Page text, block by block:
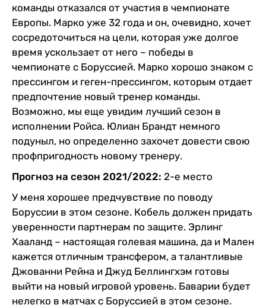
команды отказался от участия в чемпионате
Европы. Марко уже 32 года и он, очевидно, хочет
сосредоточиться на цели, которая уже долгое
время ускользает от него – победы в
чемпионате с Боруссией. Марко хорошо знаком с
прессингом и геген-прессингом, которым отдает
предпочтение новый тренер команды.
Возможно, мы еще увидим лучший сезон в
исполнении Ройса. Юлиан Брандт немного
подуныл, но определенно захочет довести свою
профпригодность новому тренеру.
Прогноз на сезон 2021/2022: 2-е место
У меня хорошее предчувствие по поводу
Боруссии в этом сезоне. Кобель должен придать
уверенности партнерам по защите. Эрлинг
Хааланд – настоящая голевая машина, да и Мален
кажется отличным трансфером, а талантливые
Джованни Рейна и Джуд Беллингхэм готовы
выйти на новый игровой уровень. Баварии будет
нелегко в матчах с Боруссией в этом сезоне.